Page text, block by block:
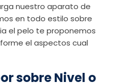
nuestro aparato de
en todo estilo sobre
el pelo te proponemos
el aspectos cual
sobre Nivel o